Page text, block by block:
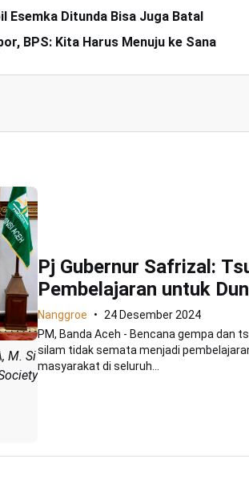
Esemka Ditunda Bisa Juga Batal
BPS: Kita Harus Menuju ke Sana
M. Si
Pj Gubernur Safrizal:
Pembelajaran untuk
Nanggroe
24 Desember 2024
PM, Banda Aceh - Bencana gempa dan
silam tidak semata menjadi
masyarakat di seluruh...